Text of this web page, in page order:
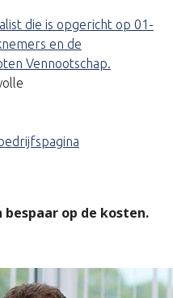
die is opgericht op 01-
en de
Vennootschap.
op de kosten.